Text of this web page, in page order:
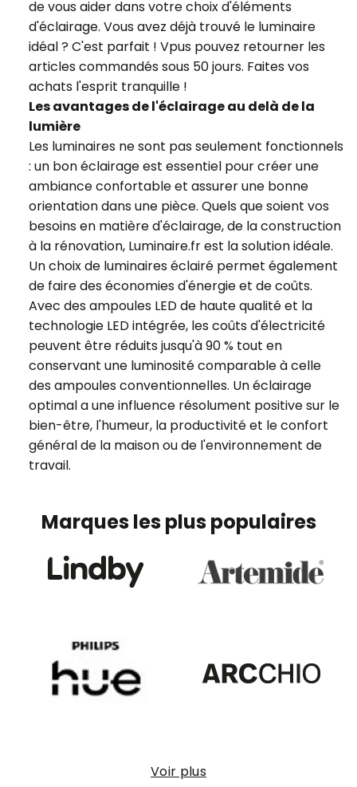
de vous aider dans votre choix d'éléments
d'éclairage. Vous avez déjà trouvé le luminaire
idéal ? C'est parfait ! Vpus pouvez retourner les
articles commandés sous 50 jours. Faites vos
achats l'esprit tranquille !
Les avantages de l'éclairage au delà de la
lumière
Les luminaires ne sont pas seulement fonctionnels
: un bon éclairage est essentiel pour créer une
ambiance confortable et assurer une bonne
orientation dans une pièce. Quels que soient vos
besoins en matière d'éclairage, de la construction
à la rénovation, Luminaire.fr est la solution idéale.
Un choix de luminaires éclairé permet également
de faire des économies d'énergie et de coûts.
Avec des ampoules LED de haute qualité et la
technologie LED intégrée, les coûts d'électricité
peuvent être réduits jusqu'à 90 % tout en
conservant une luminosité comparable à celle
des ampoules conventionnelles. Un éclairage
optimal a une influence résolument positive sur le
bien-être, l'humeur, la productivité et le confort
général de la maison ou de l'environnement de
travail.
Marques les plus populaires
Voir plus